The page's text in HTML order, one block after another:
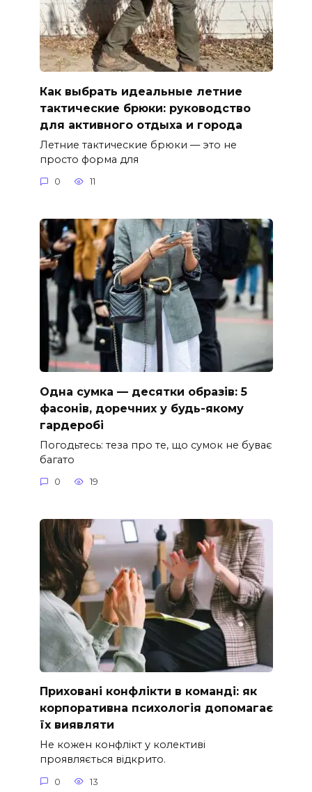
Как выбрать идеальные летние
тактические брюки: руководство
для активного отдыха и города
Летние тактические брюки — это не
просто форма для
0 11
Одна сумка — десятки образів: 5
фасонів, доречних у будь-якому
гардеробі
Погодьтесь: теза про те, що сумок не буває
багато
0 19
Приховані конфлікти в команді: як
корпоративна психологія допомагає
їх виявляти
Не кожен конфлікт у колективі
проявляється відкрито.
0 13